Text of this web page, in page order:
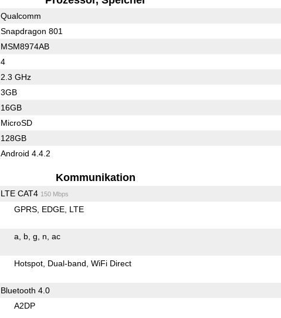
Qualcomm
Snapdragon 801
MSM8974AB
4
2.3 GHz
3GB
16GB
MicroSD
128GB
Android 4.4.2
Kommunikation
LTE CAT4 150 Mbps
GPRS EDGE LTE
a b g n ac
Hotspot Dual-band WiFi Direct
Bluetooth 4.0
A2DP